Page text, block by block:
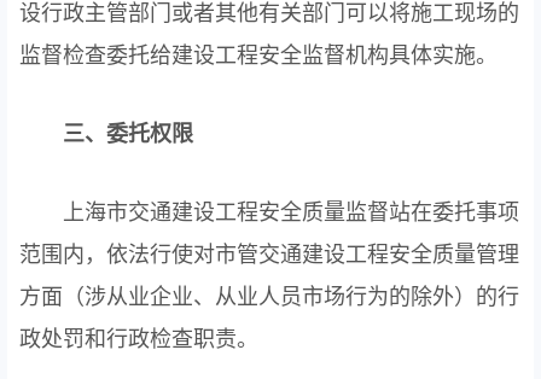
设行政主管部门或者其他有关部门可以将施工现场的
监督检查委托给建设工程安全监督机构具体实施。
三、委托权限
上海市交通建设工程安全质量监督站在委托事项
范围内，依法行使对市管交通建设工程安全质量管理
方面（涉从业企业、从业人员市场行为的除外）的行
政处罚和行政检查职责。